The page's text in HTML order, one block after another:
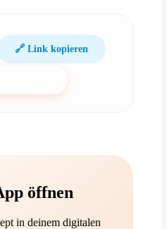
🔗 Link kopieren
öffnen
in deinem digitalen